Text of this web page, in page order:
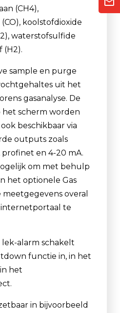
(CH4),
koolstofdioxide
waterstofsulfide
(H2).
sample en purge
uit het
gasanalyse. De
scherm worden
beschikbaar via
outputs zoals
en 4-20 mA.
om met behulp
het optionele Gas
overal
te
alarm schakelt
functie in, in het
het
in bijvoorbeeld